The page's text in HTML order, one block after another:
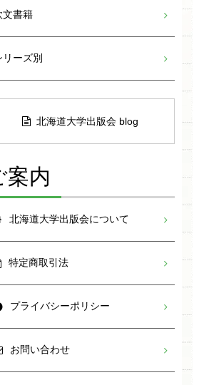
文書籍
リーズ別
北海道大学出版会 blog
案内
北海道大学出版会について
特定商取引法
プライバシーポリシー
お問い合わせ